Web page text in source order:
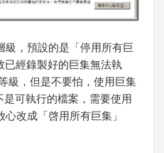
級，預設的是「停用所有巨
已經錄製好的巨集無法執
級，但是不要怕，使用巨集
是可執行的檔案，需要使用
改成「啓用所有巨集」